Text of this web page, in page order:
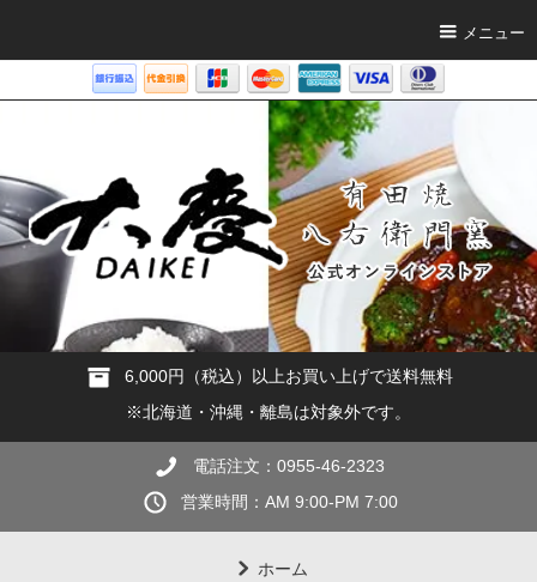
メニュー
6,000円（税込）以上お買い上げで送料無料
※北海道・沖縄・離島は対象外です。
電話注文：0955-46-2323
営業時間：AM 9:00-PM 7:00
ホーム